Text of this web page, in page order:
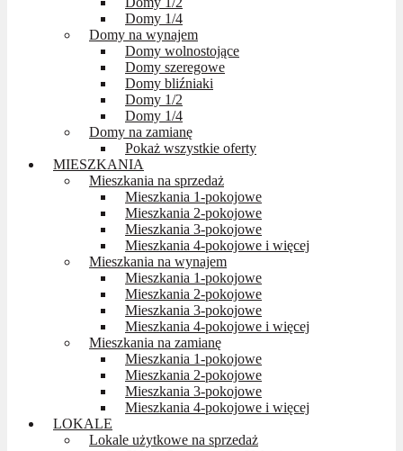
Domy 1/4
Domy na wynajem
Domy wolnostojące
Domy szeregowe
Domy bliźniaki
Domy 1/2
Domy 1/4
Domy na zamianę
Pokaż wszystkie oferty
MIESZKANIA
Mieszkania na sprzedaż
Mieszkania 1-pokojowe
Mieszkania 2-pokojowe
Mieszkania 3-pokojowe
Mieszkania 4-pokojowe i więcej
Mieszkania na wynajem
Mieszkania 1-pokojowe
Mieszkania 2-pokojowe
Mieszkania 3-pokojowe
Mieszkania 4-pokojowe i więcej
Mieszkania na zamianę
Mieszkania 1-pokojowe
Mieszkania 2-pokojowe
Mieszkania 3-pokojowe
Mieszkania 4-pokojowe i więcej
LOKALE
Lokale użytkowe na sprzedaż